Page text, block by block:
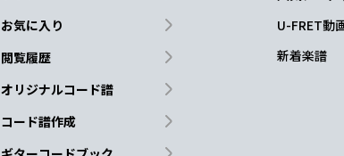
遠ざか
言
F
葉なく君の 側にいるから
お気に入り
閲覧履歴
オリジナルコード譜
コード譜作成
U-FRET動
新着楽譜